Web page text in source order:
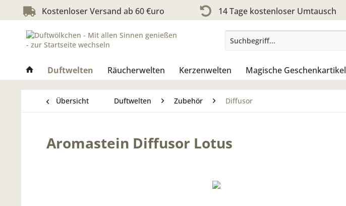
Kostenloser Versand ab 60 €uro 14 Tage kostenloser Umtausch
Duftwelten Räucherwelten Kerzenwelten Magische Geschenkartikel
Übersicht Duftwelten Zubehör Diffusor
Aromastein Diffusor Lotus